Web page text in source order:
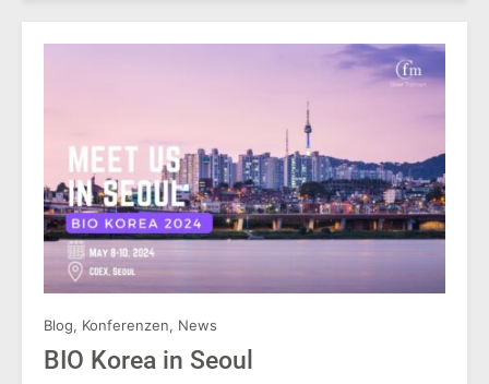
Blog, Konferenzen, News
BIO Korea in Seoul